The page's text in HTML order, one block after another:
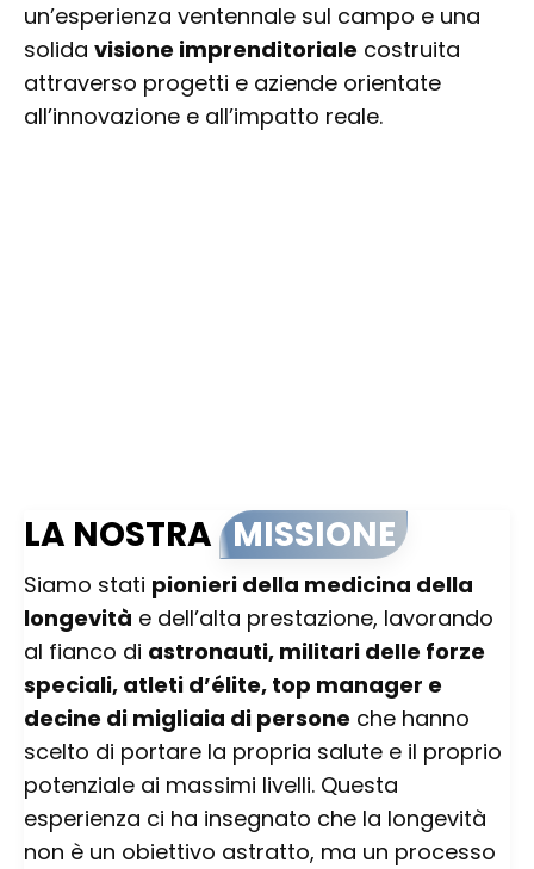
un’esperienza ventennale sul campo e una
solida visione imprenditoriale costruita
attraverso progetti e aziende orientate
all’innovazione e all’impatto reale.
LA NOSTRA MISSIONE
Siamo stati pionieri della medicina della
longevità e dell’alta prestazione, lavorando
al fianco di astronauti, militari delle forze
speciali, atleti d’élite, top manager e
decine di migliaia di persone che hanno
scelto di portare la propria salute e il proprio
potenziale ai massimi livelli. Questa
esperienza ci ha insegnato che la longevità
non è un obiettivo astratto, ma un processo